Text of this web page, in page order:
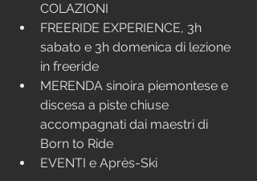
COLAZIONI
FREERIDE EXPERIENCE, 3h
sabato e 3h domenica di lezione
in freeride
MERENDA sinoira piemontese e
discesa a piste chiuse
accompagnati dai maestri di
Born to Ride
EVENTI e Après-Ski